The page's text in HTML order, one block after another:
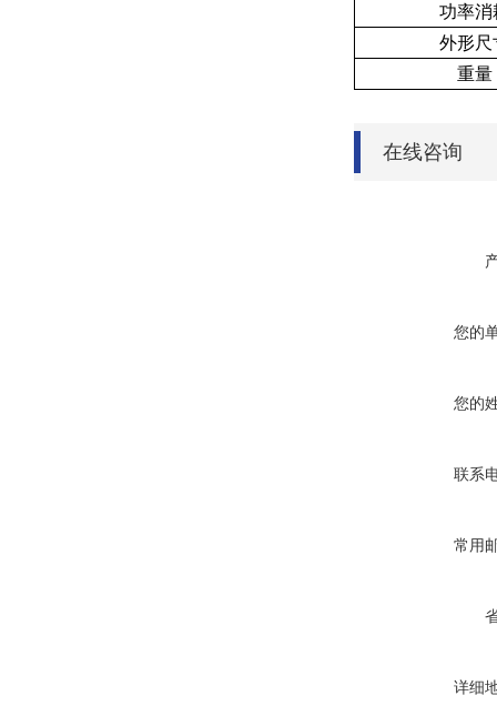
功率消
外形尺
重量
在线咨询
您的
您的
联系
常用
详细